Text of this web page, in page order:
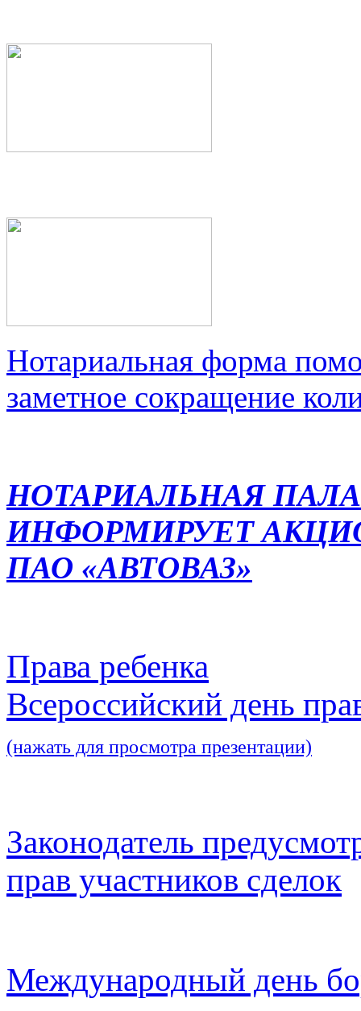
Нотариальная форма
заметное сокращение
НОТАРИАЛЬНАЯ
ИНФОРМИРУЕТ
ПАО «АВТОВАЗ»
Права ребенка
Всероссийский день
(нажать для просмотра презентации)
Законодатель
прав участников сделок
Международный день